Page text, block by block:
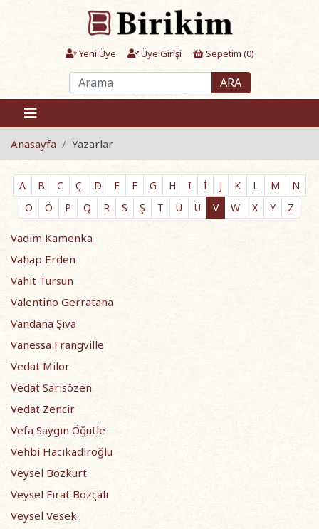
Yeni Üye Üye Girişi Sepetim (0)
ARA
Anasayfa Yazarlar
A B C Ç D E F G H I İ J K L M
N
O
Ö P Q R S Ş T U Ü V W X Y Z
Vadim Kamenka
Vahap Erden
Vahit Tursun
Valentino Gerratana
Vandana Şiva
Vanessa Frangville
Vedat Milor
Vedat Sarısözen
Vedat Zencir
Vefa Saygın Öğütle
Vehbi Hacıkadiroğlu
Veysel Bozkurt
Veysel Fırat Bozçalı
Veysel Vesek